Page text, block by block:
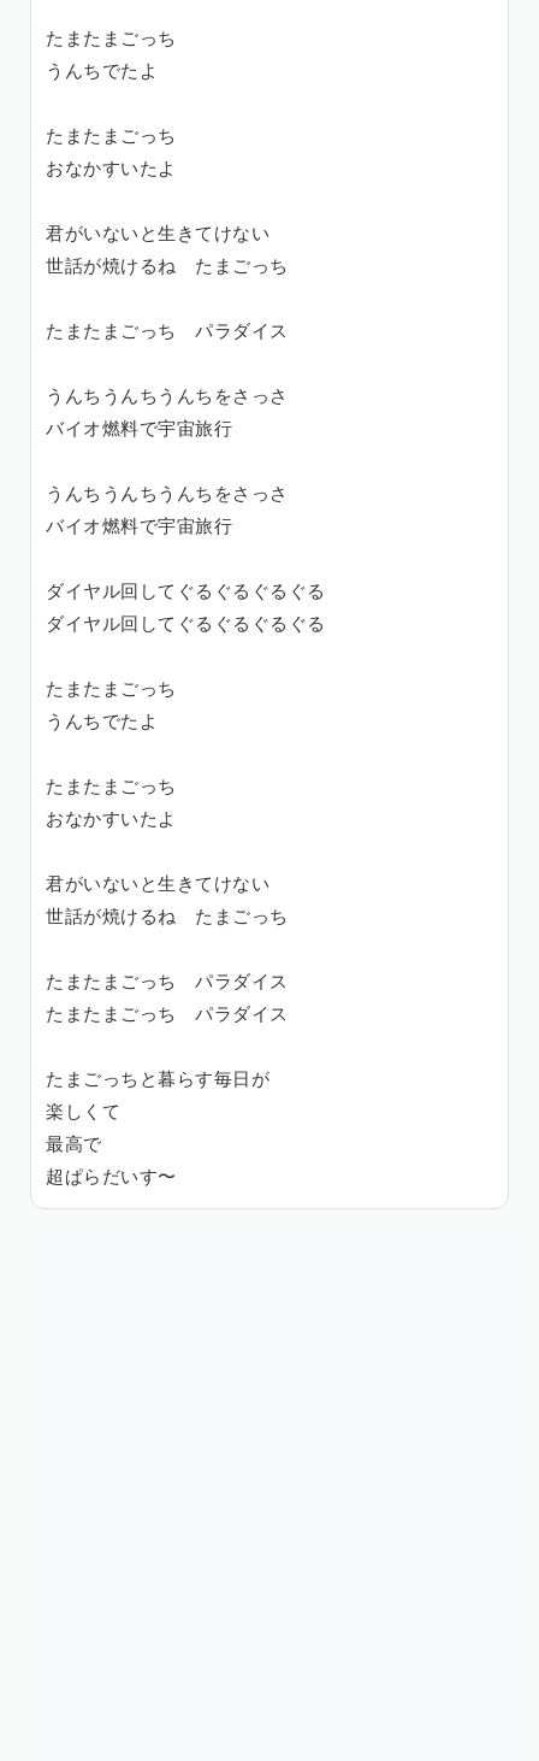
たまたまごっち
うんちでたよ
たまたまごっち
おなかすいたよ
君がいないと生きてけない
世話が焼けるね たまごっち
たまたまごっち パラダイス
うんちうんちうんちをさっさ
バイオ燃料で宇宙旅行
うんちうんちうんちをさっさ
バイオ燃料で宇宙旅行
ダイヤル回してぐるぐるぐるぐる
ダイヤル回してぐるぐるぐるぐる
たまたまごっち
うんちでたよ
たまたまごっち
おなかすいたよ
君がいないと生きてけない
世話が焼けるね たまごっち
たまたまごっち パラダイス
たまたまごっち パラダイス
たまごっちと暮らす毎日が
楽しくて
最高で
超ぱらだいす〜